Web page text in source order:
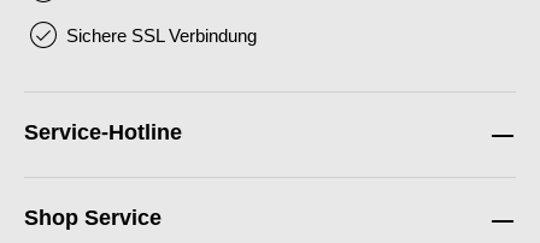
Sichere SSL Verbindung
Service-Hotline
Shop Service